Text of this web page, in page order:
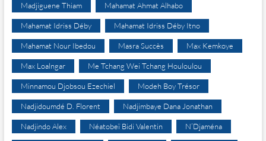
Madjiguene Thiam Mahamat Ahmat Alhabo
Mahamat Idriss Déby Mahamat Idriss Déby Itno
Mahamat Nour Ibedou Masra Succès Max Kemkoye
Max Loalngar Me Tchang Wei Tchang Houloulou
Minnamou Djobsou Ezechiel Modeh Boy Trésor
Nadjidoumdé D. Florent Nadjimbaye Dana Jonathan
Nadjindo Alex Néatobeï Bidi Valentin N’Djaména